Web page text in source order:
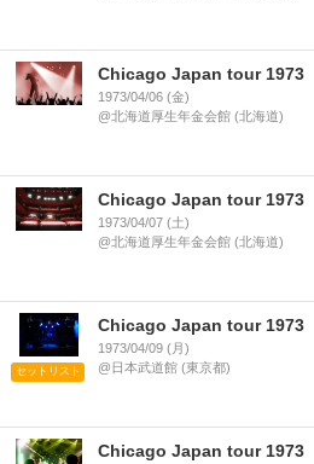
Chicago Japan tour 1973
1973/04/06 (金)
@北海道厚生年金会館 (北海道)
Chicago Japan tour 1973
1973/04/07 (土)
@北海道厚生年金会館 (北海道)
セットリスト
Chicago Japan tour 1973
1973/04/09 (月)
@日本武道館 (東京都)
Chicago Japan tour 1973